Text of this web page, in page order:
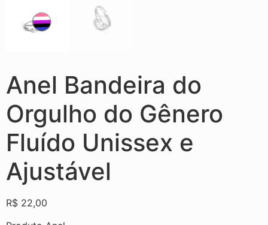
Anel Bandeira do
Orgulho do Gênero
Fluído Unissex e
Ajustável
R$ 22,00